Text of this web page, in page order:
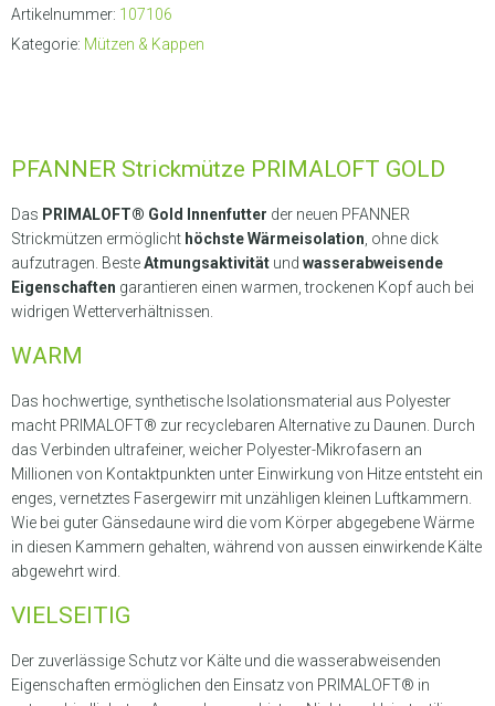
Artikelnummer: 107106
Kategorie: Mützen & Kappen
PFANNER Strickmütze PRIMALOFT GOLD
Das PRIMALOFT® Gold Innenfutter der neuen PFANNER
Strickmützen ermöglicht höchste Wärmeisolation , ohne dick
aufzutragen. BesteAtmungsaktivität und wasserabweisende
Eigenschaften garantieren einen warmen, trockenen Kopf auch bei
widrigen Wetterverhältnissen.
WARM
Das hochwertige, synthetische Isolationsmaterial aus Polyester
macht PRIMALOFT® zur recyclebaren Alternative zu Daunen. Durch
das Verbinden ultrafeiner, weicher Polyester-Mikrofasern an
Millionen von Kontaktpunkten unter Einwirkung von Hitze entsteht ein
enges, vernetztes Fasergewirr mit unzähligen kleinen Luftkammern.
Wie bei guter Gänsedaune wird die vom Körper abgegebene Wärme
in diesen Kammern gehalten, während von aussen einwirkende Kälte
abgewehrt wird.
VIELSEITIG
Der zuverlässige Schutz vor Kälte und die wasserabweisenden
Eigenschaften ermöglichen den Einsatz von PRIMALOFT® in